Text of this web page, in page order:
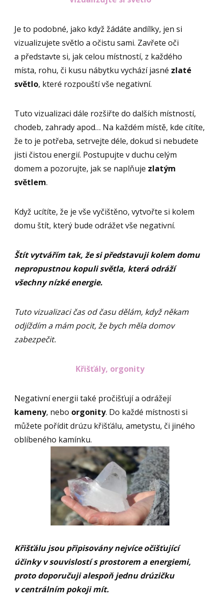
Je to podobné, jako když žádáte andílky, jen si
vizualizujete světlo a očistu sami. Zavřete oči
a představte si, jak celou místností, z každého
místa, rohu, či kusu nábytku vychází jasné zlaté
světlo, které rozpouští vše negativní.
Tuto vizualizaci dále rozšiřte do dalších místností,
chodeb, zahrady apod… Na každém místě, kde cítíte,
že to je potřeba, setrvejte déle, dokud si nebudete
jisti čistou energií. Postupujte v duchu celým
domem a pozorujte, jak se naplňuje zlatým
světlem.
Když ucítíte, že je vše vyčištěno, vytvořte si kolem
domu štít, který bude odrážet vše negativní.
Štít vytvářím tak, že si představuji kolem domu
nepropustnou kopuli světla, která odráží
všechny nízké energie.
Tuto vizualizaci čas od času dělám, když někam
odjíždím a mám pocit, že bych měla domov
zabezpečit.
Křišťály, orgonity
Negativní energii také pročišťují a odrážejí
kameny, nebo orgonity. Do každé místnosti si
můžete pořídit drúzu křišťálu, ametystu, či jiného
oblíbeného kamínku.
Křišťálu jsou připisovány nejvíce očišťující
účinky v souvislostí s prostorem a energiemi,
proto doporučuji alespoň jednu drúzičku
v centrálním pokoji mít.